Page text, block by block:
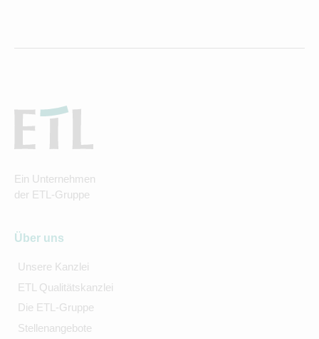
Ein Unternehmen
der ETL-Gruppe
Über uns
Unsere Kanzlei
ETL Qualitätskanzlei
Die ETL-Gruppe
Stellenangebote